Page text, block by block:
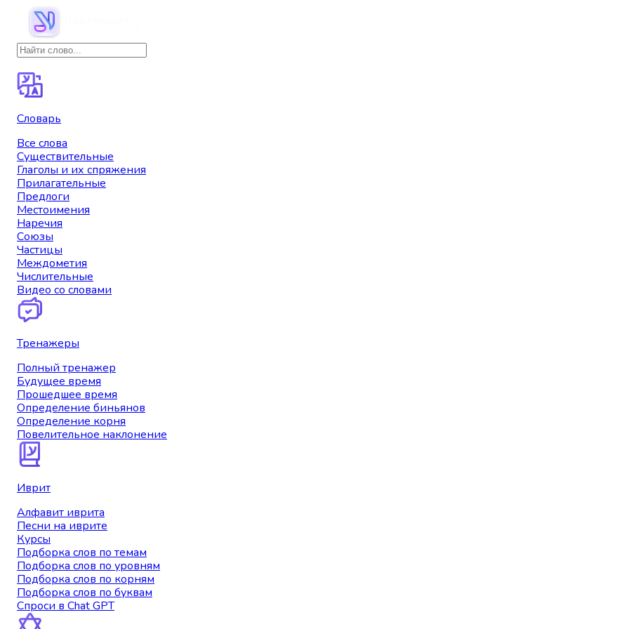
Словарь
Все слова
Существительные
Глаголы и их спряжения
Прилагательные
Предлоги
Местоимения
Наречия
Союзы
Частицы
Междометия
Числительные
Видео со словами
Тренажеры
Полный тренажер
Будущее время
Прошедшее время
Определение биньянов
Определение корня
Повелительное наклонение
Иврит
Алфавит иврита
Песни на иврите
Курсы
Подборка слов по темам
Подборка слов по уровням
Подборка слов по корням
Подборка слов по буквам
Спроси в Chat GPT